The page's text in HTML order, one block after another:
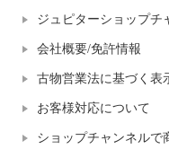
ジュピターショップチ
会社概要/免許情報
古物営業法に基づく表
お客様対応について
ショップチャンネルで